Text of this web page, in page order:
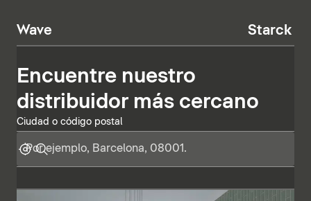
Wave Starck T
Encuentre nuestro
distribuidor más cercano
Ciudad o código postal